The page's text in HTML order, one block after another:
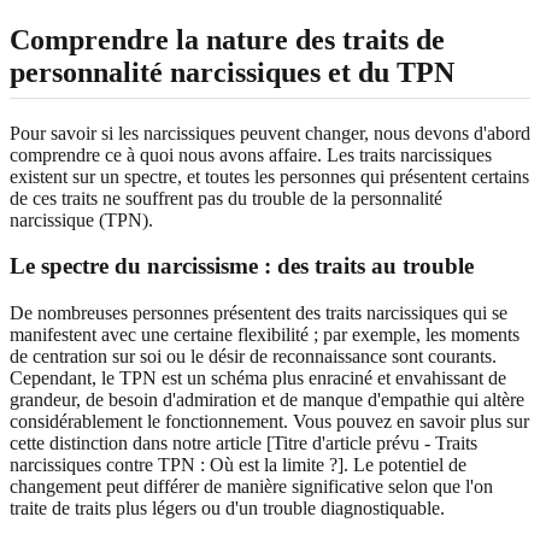
Comprendre la nature des traits de
personnalité narcissiques et du TPN
Pour savoir si les narcissiques peuvent changer, nous devons d'abord
comprendre ce à quoi nous avons affaire. Les traits narcissiques
existent sur un spectre, et toutes les personnes qui présentent certains
de ces traits ne souffrent pas du trouble de la personnalité
narcissique (TPN).
Le spectre du narcissisme : des traits au trouble
De nombreuses personnes présentent des traits narcissiques qui se
manifestent avec une certaine flexibilité ; par exemple, les moments
de centration sur soi ou le désir de reconnaissance sont courants.
Cependant, le TPN est un schéma plus enraciné et envahissant de
grandeur, de besoin d'admiration et de manque d'empathie qui altère
considérablement le fonctionnement. Vous pouvez en savoir plus sur
cette distinction dans notre article [Titre d'article prévu - Traits
narcissiques contre TPN : Où est la limite ?]. Le potentiel de
changement peut différer de manière significative selon que l'on
traite de traits plus légers ou d'un trouble diagnostiquable.